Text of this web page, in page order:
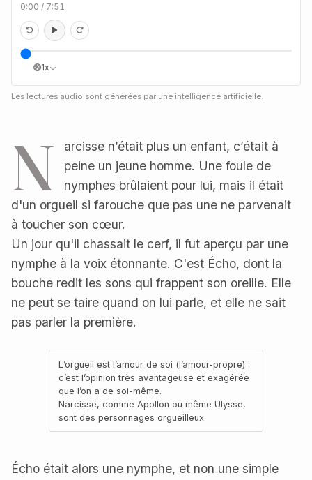
0:00 / 7:51
1x
Les lectures audio sont générées par une intelligence artificielle.
N
arcisse n’était plus un enfant, c’était à
peine un jeune homme. Une foule de
nymphes brûlaient pour lui, mais il était
d'un orgueil si farouche que pas une ne parvenait
à toucher son cœur.
Un jour qu'il chassait le cerf, il fut aperçu par une
nymphe à la voix étonnante. C'est Écho, dont la
bouche redit les sons qui frappent son oreille. Elle
ne peut se taire quand on lui parle, et elle ne sait
pas parler la première.
L’orgueil est l’amour de soi (l’amour-propre) :
c’est l’opinion très avantageuse et exagérée
que l’on a de soi-même.
Narcisse, comme Apollon ou même Ulysse,
sont des personnages orgueilleux.
Écho était alors une nymphe, et non une simple